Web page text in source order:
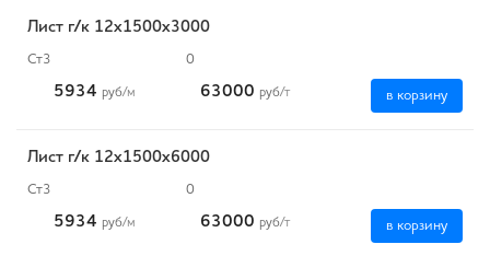
Лист г/к 12х1500х3000
Ст3 0
5934 руб/м 63000 руб/т в корзину
Лист г/к 12х1500х6000
Ст3 0
5934 руб/м 63000 руб/т в корзину